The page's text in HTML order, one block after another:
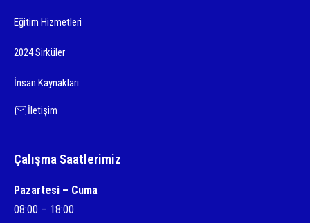
Eğitim Hizmetleri
2024 Sirküler
İnsan Kaynakları
İletişim
Çalışma Saatlerimiz
Pazartesi – Cuma
08:00 – 18:00